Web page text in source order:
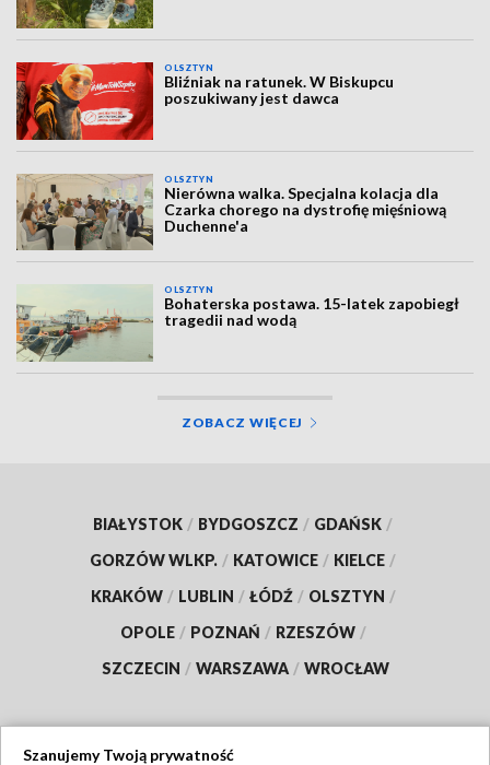
OLSZTYN
Bliźniak na ratunek. W Biskupcu
poszukiwany jest dawca
OLSZTYN
Nierówna walka. Specjalna kolacja dla
Czarka chorego na dystrofię mięśniową
Duchenne'a
OLSZTYN
Bohaterska postawa. 15-latek zapobiegł
tragedii nad wodą
ZOBACZ WIĘCEJ
BIAŁYSTOK / BYDGOSZCZ / GDAŃSK /
GORZÓW WLKP. / KATOWICE / KIELCE /
KRAKÓW / LUBLIN / ŁÓDŹ / OLSZTYN /
OPOLE / POZNAŃ / RZESZÓW /
SZCZECIN / WARSZAWA / WROCŁAW
Szanujemy Twoją prywatność